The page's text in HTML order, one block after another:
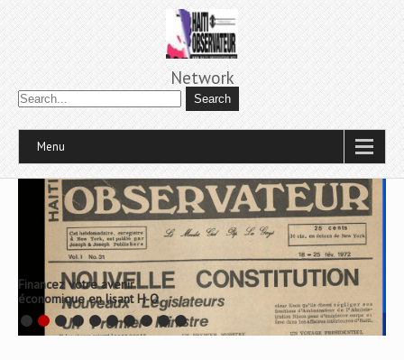
Network
Menu
Financez votre avenir
économique en lisant H-O